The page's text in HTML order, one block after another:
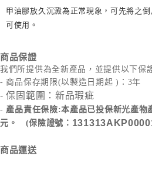
甲油膠放久沉澱為正常現象，可先將之
可使用。
商品保證
我們所提供為全新產品，並提供以下保
- 商品保存期限(以製造日期起 )：3年
- 保固範圍：新品瑕疵
- 產品責任保險:本產品已投保新光產物
元。 (保險證號：
商品運送